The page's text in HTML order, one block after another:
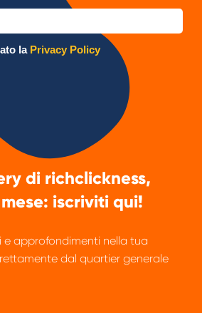
di richclickness,
iscriviti qui!
e approfondimenti nella tua
dal quartier generale